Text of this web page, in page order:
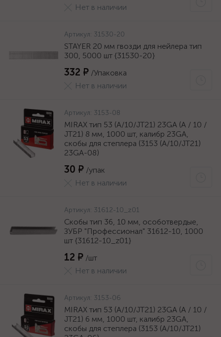
Нет в наличии
Артикул: 31530-20
STAYER 20 мм гвозди для нейлера тип
300, 5000 шт {31530-20}
332 ₽ /Упаковка
Нет в наличии
Артикул: 3153-08
MIRAX тип 53 (A/10/JT21) 23GA (A / 10 /
JT21) 8 мм, 1000 шт, калибр 23GA,
скобы для степлера (3153 (A/10/JT21)
23GA-08)
30 ₽ /упак
Нет в наличии
Артикул: 31612-10_z01
Скобы тип 36, 10 мм, особотвердые,
ЗУБР "Профессионал" 31612-10, 1000
шт {31612-10_z01}
12 ₽ /шт
Нет в наличии
Артикул: 3153-06
MIRAX тип 53 (A/10/JT21) 23GA (A / 10 /
JT21) 6 мм, 1000 шт, калибр 23GA,
скобы для степлера (3153 (A/10/JT21)